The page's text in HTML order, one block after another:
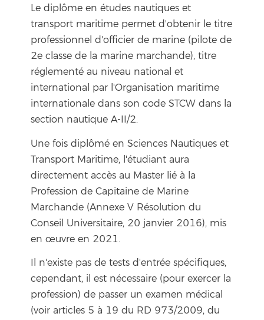
Le diplôme en études nautiques et
transport maritime permet d'obtenir le titre
professionnel d'officier de marine (pilote de
2e classe de la marine marchande), titre
réglementé au niveau national et
international par l'Organisation maritime
internationale dans son code STCW dans la
section nautique A-II/2.
Une fois diplômé en Sciences Nautiques et
Transport Maritime, l'étudiant aura
directement accès au Master lié à la
Profession de Capitaine de Marine
Marchande (Annexe V Résolution du
Conseil Universitaire, 20 janvier 2016), mis
en œuvre en 2021.
Il n'existe pas de tests d'entrée spécifiques,
cependant, il est nécessaire (pour exercer la
profession) de passer un examen médical
(voir articles 5 à 19 du RD 973/2009, du